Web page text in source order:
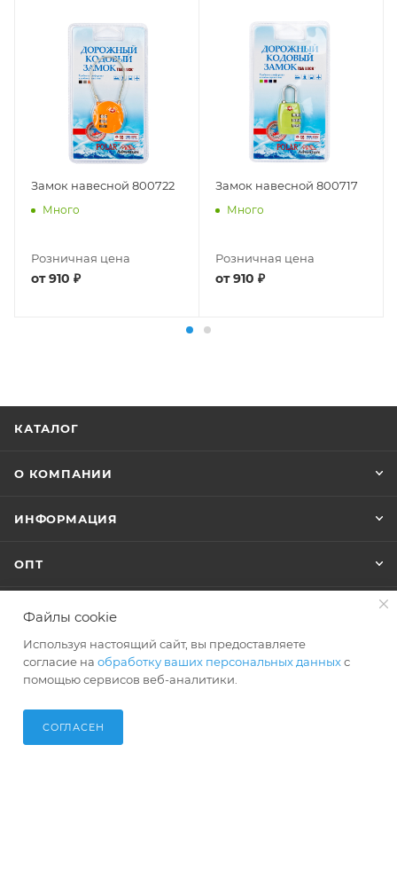
Замок навесной 800722
Много
Розничная цена
от910 ₽
Замок навесной 800717
Много
Розничная цена
от910 ₽
КАТАЛОГ
О КОМПАНИИ
ИНФОРМАЦИЯ
ОПТ
shop@polar-bags.ru
Файлы cookie
Используя настоящий сайт, вы предоставляете
согласие на обработку ваших персональных данныхс
помощью сервисов веб-аналитики.
СОГЛАСЕН